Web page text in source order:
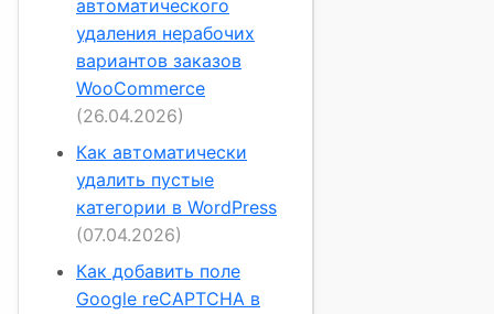
автоматического
удаления нерабочих
вариантов заказов
WooCommerce
(26.04.2026)
Как автоматически
удалить пустые
категории в WordPress
(07.04.2026)
Как добавить поле
Google reCAPTCHA в